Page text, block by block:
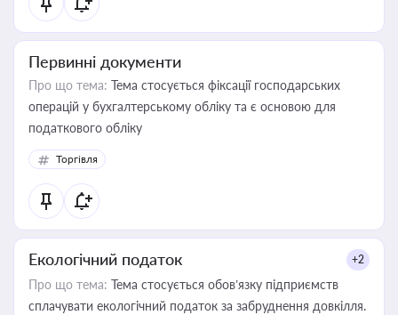
Первинні документи
Про що тема: Тема стосується фіксації господарських
операцій у бухгалтерському обліку та є основою для
податкового обліку
Торгівля
Екологічний податок +2
Про що тема: Тема стосується обов’язку підприємств
сплачувати екологічний податок за забруднення довкілля.